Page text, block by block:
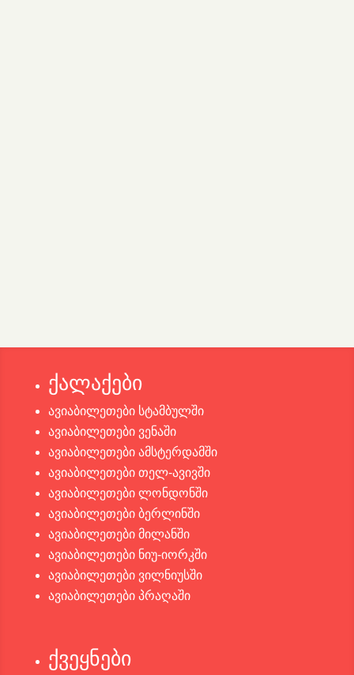
ქალაქები
ავიაბილეთები სტამბულში
ავიაბილეთები ვენაში
ავიაბილეთები ამსტერდამში
ავიაბილეთები თელ-ავივში
ავიაბილეთები ლონდონში
ავიაბილეთები ბერლინში
ავიაბილეთები მილანში
ავიაბილეთები ნიუ-იორკში
ავიაბილეთები ვილნიუსში
ავიაბილეთები პრაღაში
ქვეყნები